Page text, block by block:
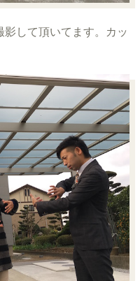
して頂いてます。カッ